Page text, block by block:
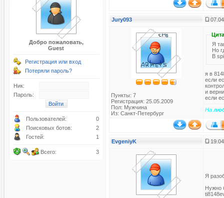
Добро пожаловать,
Guest
Регистрация или вход
Потеряли пароль?
Ник:
Пароль:
Пользователей:
0
Поисковых ботов:
2
Гостей:
1
Всего: 3
Jury093
Пункты: 7
Регистрация: 25.05.2009
Пол: Мужчина
Из: Санкт-Петербург
Я
Но
В
я в
если
и
если
На
EvgeniyK
Я
Нужно